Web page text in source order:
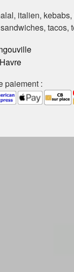
italien,
tacos,
paiement :